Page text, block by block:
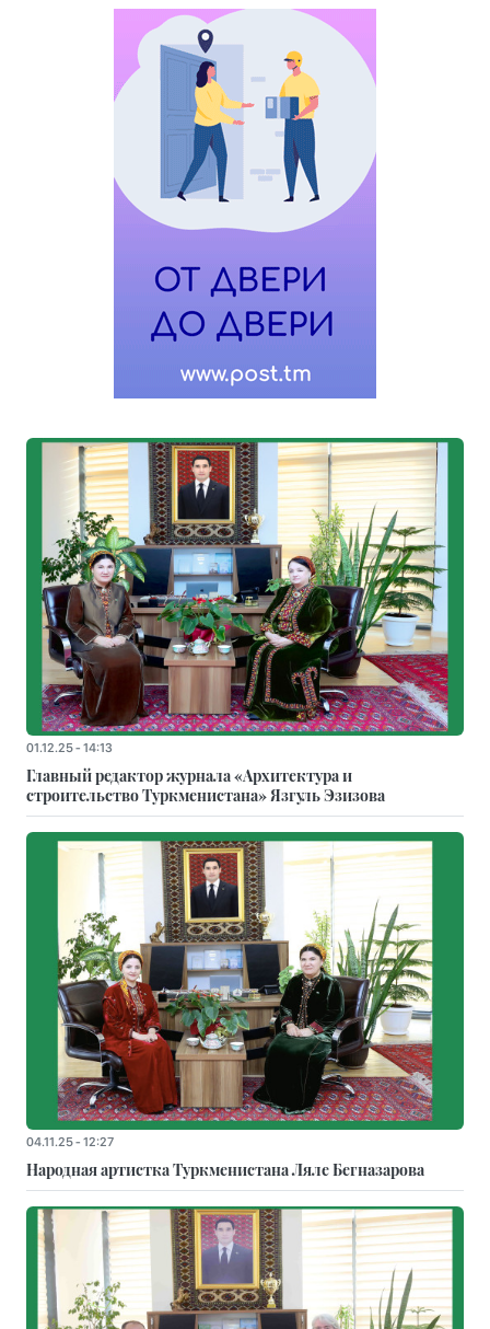
01.12.25 - 14:13
Главный редактор журнала «Архитектура и
строительство Туркменистана» Язгуль Эзизова
04.11.25 - 12:27
Народная артистка Туркменистана Ляле Бегназарова